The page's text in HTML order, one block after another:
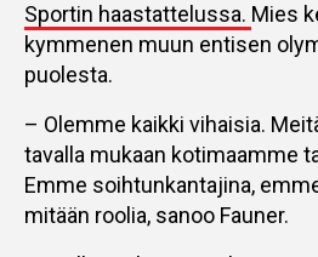
Sportin haastattelussa. Mies
kymmenen muun entisen
puolesta.
– Olemme kaikki vihaisia.
tavalla mukaan kotimaamme
Emme soihtunkantajina,
mitään roolia, sanoo Fauner.